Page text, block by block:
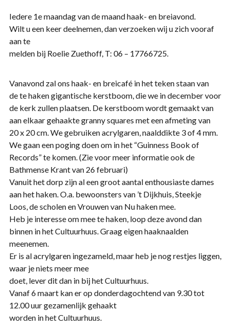
Iedere 1e maandag van de maand haak- en breiavond.
Wilt u een keer deelnemen, dan verzoeken wij u zich vooraf
aan te
melden bij Roelie Zuethoff, T: 06 – 17766725.
Vanavond zal ons haak- en breicafé in het teken staan van
de te haken gigantische kerstboom, die we in december voor
de kerk zullen plaatsen. De kerstboom wordt gemaakt van
aan elkaar gehaakte granny squares met een afmeting van
20 x 20 cm. We gebruiken acrylgaren, naalddikte 3 of 4 mm.
We gaan een poging doen om in het “Guinness Book of
Records” te komen. (Zie voor meer informatie ook de
Bathmense Krant van 26 februari)
Vanuit het dorp zijn al een groot aantal enthousiaste dames
aan het haken. O.a. bewoonsters van ’t Dijkhuis, Steekje
Loos, de scholen en Vrouwen van Nu haken mee.
Heb je interesse om mee te haken, loop deze avond dan
binnen in het Cultuurhuus. Graag eigen haaknaalden
meenemen.
Er is al acrylgaren ingezameld, maar heb je nog restjes liggen,
waar je niets meer mee
doet, lever dit dan in bij het Cultuurhuus.
Vanaf 6 maart kan er op donderdagochtend van 9.30 tot
12.00 uur gezamenlijk gehaakt
worden in het Cultuurhuus.